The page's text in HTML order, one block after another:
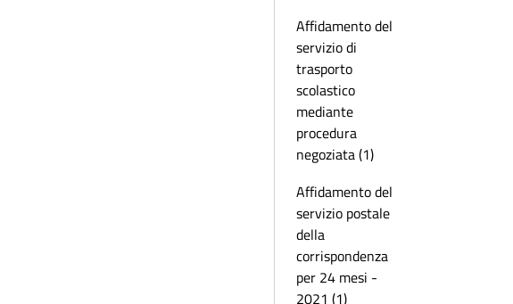
Affidamento del
servizio di
trasporto
scolastico
mediante
procedura
negoziata (1)
Affidamento del
servizio postale
della
corrispondenza
per 24 mesi -
2021 (1)